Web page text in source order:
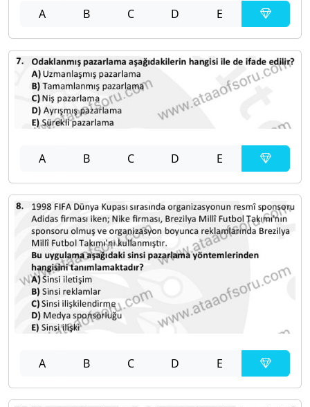
A B C D E
A B C D E
A B C D E